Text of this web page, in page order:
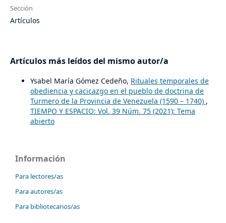
Sección
Artículos
Artículos más leídos del mismo autor/a
Ysabel María Gómez Cedeño, Rituales temporales de
obediencia y cacicazgo en el pueblo de doctrina de
Turmero de la Provincia de Venezuela (1590 – 1740) ,
TIEMPO Y ESPACIO: Vol. 39 Núm. 75 (2021): Tema
abierto
Información
Para lectores/as
Para autores/as
Para bibliotecarios/as